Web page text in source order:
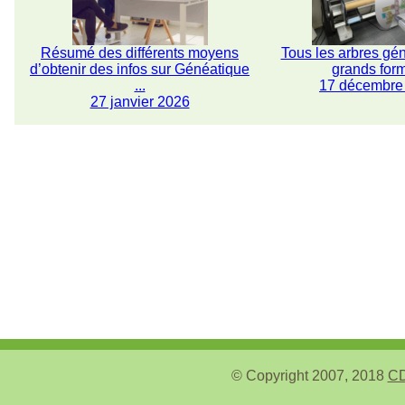
Résumé des différents moyens
d’obtenir des infos sur Généatique
...
27 janvier 2026
Tous les arbres
grands
17
© Copyright 2007, 2018